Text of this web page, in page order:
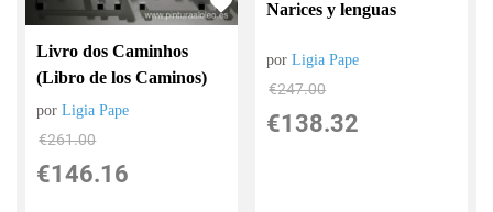
Livro dos Caminhos
(Libro de los Caminos)
porLigia Pape
€261.00
€146.16
Narices y lenguas
porLigia Pape
€247.00
€138.32